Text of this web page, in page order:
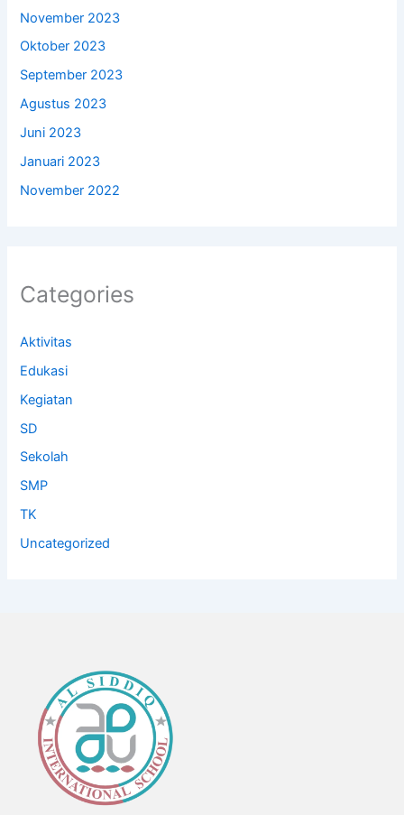
November 2023
Oktober 2023
September 2023
Agustus 2023
Juni 2023
Januari 2023
November 2022
Categories
Aktivitas
Edukasi
Kegiatan
SD
Sekolah
SMP
TK
Uncategorized